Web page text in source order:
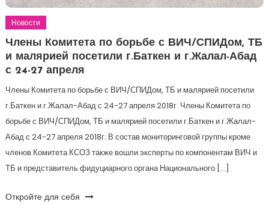
Новости
Члены Комитета по борьбе с ВИЧ/СПИДом, ТБ
и малярией посетили г.Баткен и г.Жалал-Абад
с 24-27 апреля
Члены Комитета по борьбе с ВИЧ/СПИДом, ТБ и малярией посетили
г.Баткен и г.Жалал-Абад с 24-27 апреля 2018г. Члены Комитета по
борьбе с ВИЧ/СПИДом, ТБ и малярией посетили г.Баткен и г.Жалал-
Абад с 24-27 апреля 2018г. В состав мониторинговой группы кроме
членов Комитета КСОЗ также вошли эксперты по компонентам ВИЧ и
ТБ и представитель фидуциарного органа Национального […]
Откройте для себя